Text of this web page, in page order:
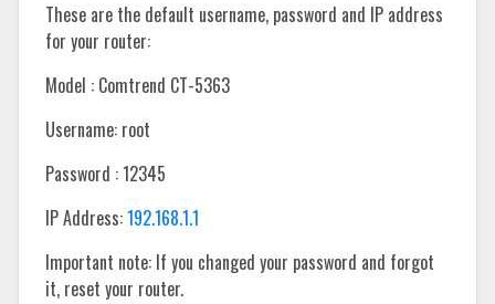
These are the default username, password and IP address
for your router:
Model : Comtrend CT-5363
Username: root
Password : 12345
IP Address:192.168.1.1
Important note: If you changed your password and forgot
it, reset your router.